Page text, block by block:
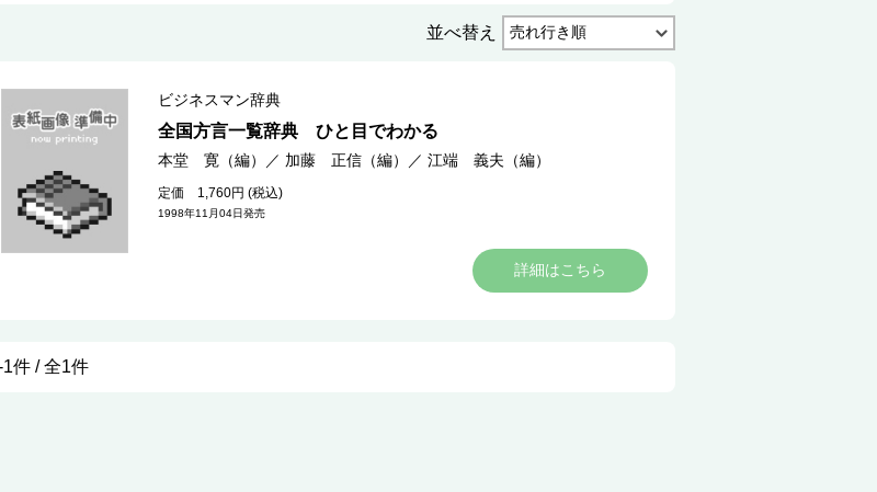
並べ替え
ビジネスマン辞典
全国方言一覧辞典 ひと目でわかる
本堂 寛（編） ／ 加藤 正信（編） ／ 江端 義夫（編）
定価 1,760円 (税込)
1998年11月04日発売
詳細はこちら
1件 / 全1件